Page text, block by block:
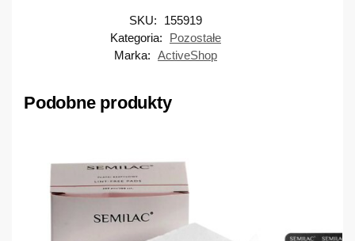
SKU:
155919
Kategoria:
Pozostałe
Marka: ActiveShop
Podobne produkty